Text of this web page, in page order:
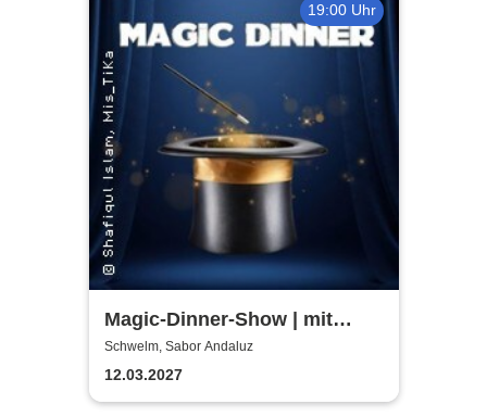
19:00 Uhr
Magic-Dinner-Show | mit
Magic Andi
Schwelm, Sabor Andaluz
12.03.2027